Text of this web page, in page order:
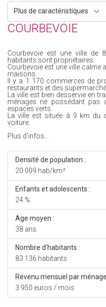
Plus de caractéristiques
COURBEVOIE
Courbevoie est une ville de
habitants sont propriétaires.
Courbevoie est une ville calme
maisons.
Il y a 1 170 commerces de
restaurants et des
La ville est bien desservie en
ménages ne possédant
espaces verts.
La ville est située à 9 km du
voiture.
Plus d'infos...
Densité de population :
20 009 hab/km²
Enfants et adolescents :
24 %
Age moyen :
38 ans
Nombre d'habitants :
83 136 habitants
Revenu mensuel par
3 950 euros / mois